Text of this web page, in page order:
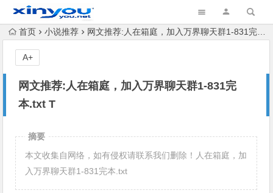
首页 小说推荐 网文推荐:人在箱庭，加入万界聊天群1-831完本.txt T
网文推荐:人在箱庭，加入万界聊天群1-831完
本.txt T
A+
摘要
本文收集自网络，如有侵权请联系我们删除！人在箱庭，加
入万界聊天群1-831完本.txt